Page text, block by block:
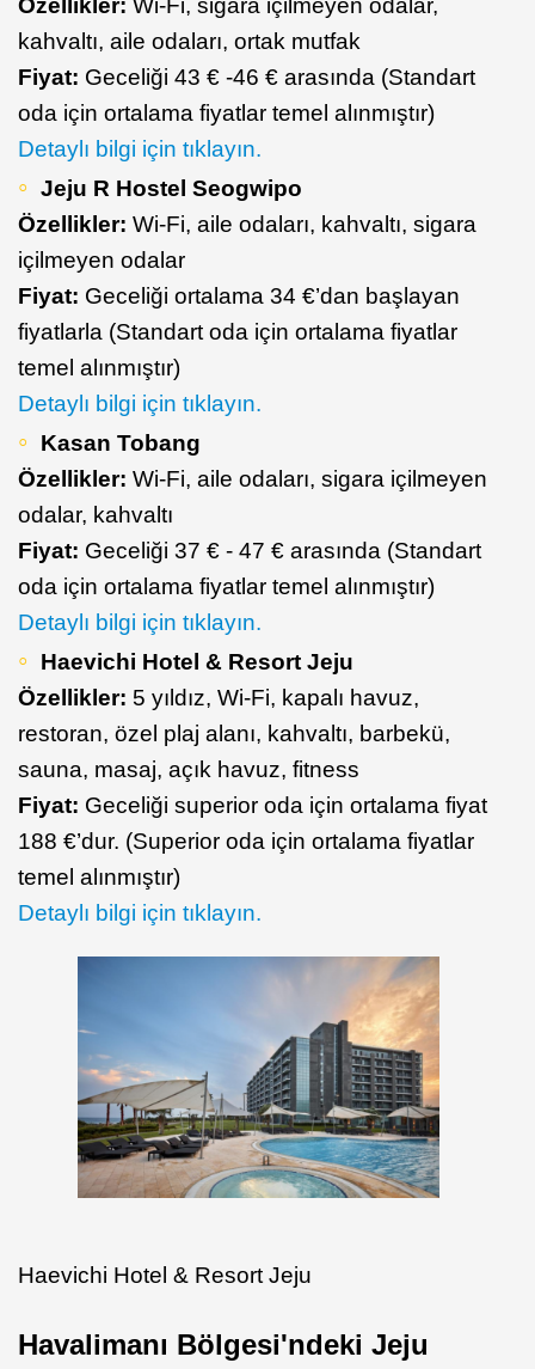
Özellikler: Wi-Fi, sigara içilmeyen odalar,
kahvaltı, aile odaları, ortak mutfak
Fiyat: Geceliği 43 € -46 € arasında (Standart
oda için ortalama fiyatlar temel alınmıştır)
Detaylı bilgi için tıklayın.
Jeju R Hostel Seogwipo
Özellikler: Wi-Fi, aile odaları, kahvaltı, sigara
içilmeyen odalar
Fiyat: Geceliği ortalama 34 €’dan başlayan
fiyatlarla (Standart oda için ortalama fiyatlar
temel alınmıştır)
Detaylı bilgi için tıklayın.
Kasan Tobang
Özellikler: Wi-Fi, aile odaları, sigara içilmeyen
odalar, kahvaltı
Fiyat: Geceliği 37 € - 47 € arasında (Standart
oda için ortalama fiyatlar temel alınmıştır)
Detaylı bilgi için tıklayın.
Haevichi Hotel & Resort Jeju
Özellikler: 5 yıldız, Wi-Fi, kapalı havuz,
restoran, özel plaj alanı, kahvaltı, barbekü,
sauna, masaj, açık havuz, fitness
Fiyat: Geceliği superior oda için ortalama fiyat
188 €’dur. (Superior oda için ortalama fiyatlar
temel alınmıştır)
Detaylı bilgi için tıklayın.
Haevichi Hotel & Resort Jeju
Havalimanı Bölgesi'ndeki Jeju